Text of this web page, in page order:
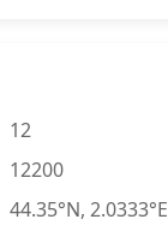
12
12200
44.35°N, 2.0333°E